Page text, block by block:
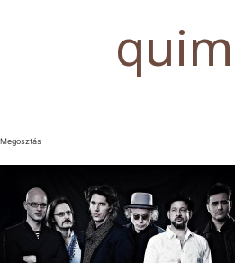
Megosztás